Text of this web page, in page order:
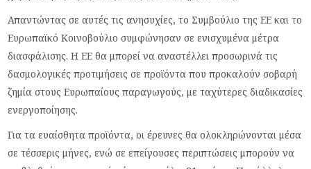
Απαντώντας σε αυτές τις ανησυχίες, το Συμβούλιο της ΕΕ και το
Ευρωπαϊκό Κοινοβούλιο συμφώνησαν σε ενισχυμένα μέτρα
διασφάλισης. Η ΕΕ θα μπορεί να αναστέλλει προσωρινά τις
δασμολογικές προτιμήσεις σε προϊόντα που προκαλούν σοβαρή
ζημία στους Ευρωπαίους παραγωγούς, με ταχύτερες διαδικασίες
ενεργοποίησης.
Για τα ευαίσθητα προϊόντα, οι έρευνες θα ολοκληρώνονται μέσα
σε τέσσερις μήνες, ενώ σε επείγουσες περιπτώσεις μπορούν να